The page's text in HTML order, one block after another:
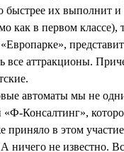
их выполнит и
как в первом классе),
все аттракционы.
автоматы мы не
Консалтинг»,
приняло в этом
не известно.